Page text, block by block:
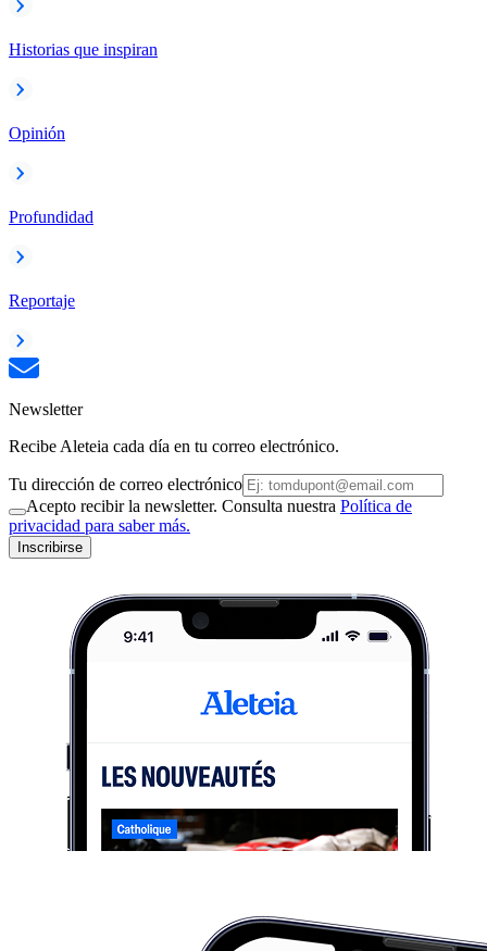
Historias que inspiran
Opinión
Profundidad
Reportaje
Newsletter
Recibe Aleteia cada día en tu correo electrónico.
Tu dirección de correo electrónico
Acepto recibir la newsletter. Consulta nuestra Política de
privacidad para saber más.
Inscribirse